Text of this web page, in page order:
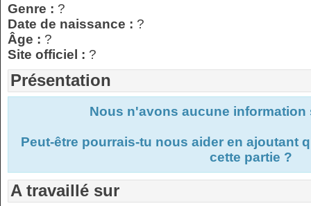
Genre : ?
Date de naissance : ?
Âge : ?
Site officiel : ?
Présentation
Nous n'avons aucune
Peut-être pourrais-tu nous aider en ajoutant
cette partie ?
A travaillé sur